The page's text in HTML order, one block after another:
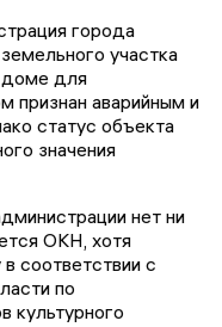
города
участка
доме для
признан аварийным и
статус объекта
значения
нет ни
ОКН, хотя
соответствии с
по
культурного